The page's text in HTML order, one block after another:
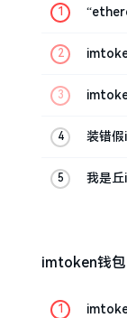
装错
我是
imtoken钱